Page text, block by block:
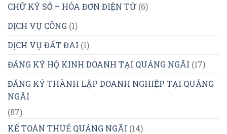
CHỮ KÝ SỐ – HÓA ĐƠN ĐIỆN TỬ(6)
DỊCH VỤ CÔNG (1)
DỊCH VỤ ĐẤT ĐAI (1)
ĐĂNG KÝ HỘ KINH DOANH TẠI QUẢNG NGÃI (17)
ĐĂNG KÝ THÀNH LẬP DOANH NGHIỆP TẠI QUẢNG
NGÃI
(87)
KẾ TOÁN THUẾ QUẢNG NGÃI (14)